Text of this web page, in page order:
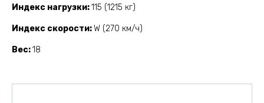
Индекс нагрузки 115 (1215 кг)
Индекс скорости W (270 км/ч)
Вес 18